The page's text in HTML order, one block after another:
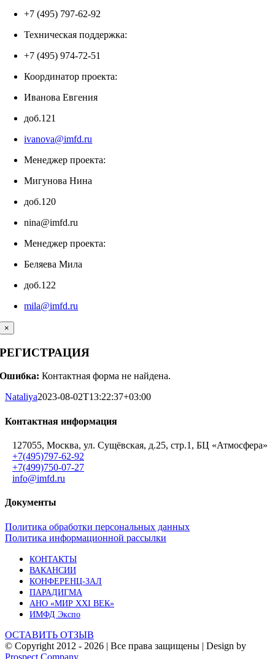
+7 (495) 797-62-92
Техническая поддержка:
+7 (495) 974-72-51
Координатор проекта:
Иванова Евгения
доб.121
ivanova@imfd.ru
Менеджер проекта:
Мигунова Нина
доб.120
nina@imfd.ru
Менеджер проекта:
Беляева Мила
доб.122
mila@imfd.ru
×
РЕГИСТРАЦИЯ
Ошибка: Контактная форма не найдена.
Nataliya2023-08-02T13:22:37+03:00
Контактная информация
127055, Москва, ул. Сущёвская, д.25, стр.1, БЦ «Атмосфера»
+7(495)797-62-92
+7(499)750-07-27
info@imfd.ru
Документы
Политика обработки персональных данных
Политика информационной рассылки
КОНТАКТЫ
ВАКАНСИИ
КОНФЕРЕНЦ-ЗАЛ
ПАРАДИГМА
АНО «МИР XXI ВЕК»
ИМФД Экспо
ОСТАВИТЬ ОТЗЫВ
© Copyright 2012 - 2026 | Все права защищены | Design by
Prospect Company